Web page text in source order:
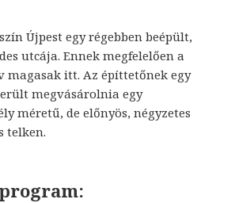
Újpest egy régebben beépült,
utcája. Ennek megfelelően a
magasak itt. Az építtetőnek egy
megvásárolnia egy
méretű, de előnyös, négyzetes
telken.